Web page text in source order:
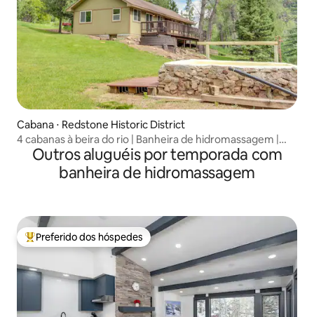
Cabana ⋅ Redstone Historic District
4 cabanas à beira do rio | Banheira de hidromassagem |
Fontes termais
Outros aluguéis por temporada com
banheira de hidromassagem
Entre os melhores preferidos dos hóspedes
Preferido dos hóspedes